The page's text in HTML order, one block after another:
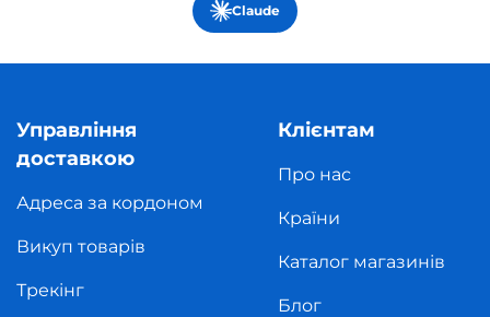
Claude
Управління
доставкою
Адреса за кордоном
Викуп товарів
Трекінг
Клієнтам
Про нас
Країни
Каталог магазинів
Блог